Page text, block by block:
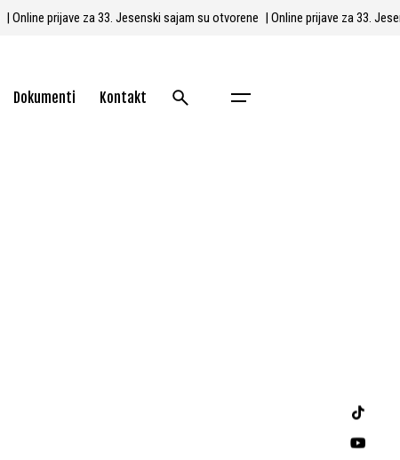
| Online prijave za 33. Jesenski sajam su otvorene | Online prijave za 33.
Dokumenti Kontakt